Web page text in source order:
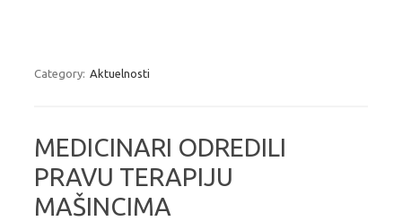
Category: Aktuelnosti
MEDICINARI ODREDILI
PRAVU TERAPIJU
MAŠINCIMA